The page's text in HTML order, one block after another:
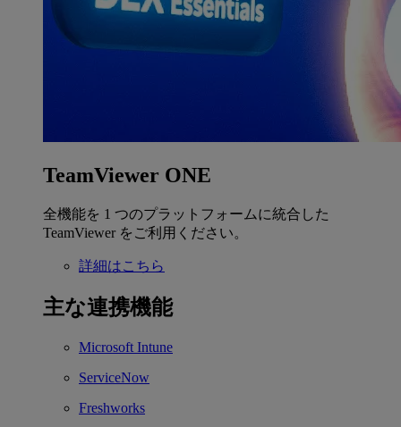
TeamViewer ONE
全機能を 1 つのプラットフォームに統合した
TeamViewer をご利用ください。
詳細はこちら
主な連携機能
Microsoft Intune
ServiceNow
Freshworks